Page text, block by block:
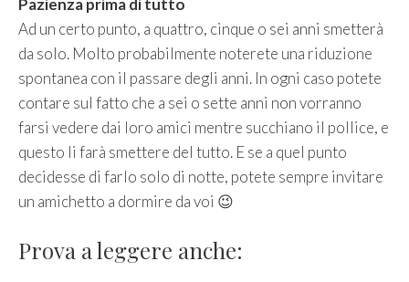
Pazienza prima di tutto
Ad un certo punto, a quattro, cinque o sei anni smetterà
da solo. Molto probabilmente noterete una riduzione
spontanea con il passare degli anni. In ogni caso potete
contare sul fatto che a sei o sette anni non vorranno
farsi vedere dai loro amici mentre succhiano il pollice, e
questo li farà smettere del tutto. E se a quel punto
decidesse di farlo solo di notte, potete sempre invitare
un amichetto a dormire da voi 😉
Prova a leggere anche: